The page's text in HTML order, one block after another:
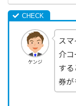
ケンジ
ス
介
す
券が